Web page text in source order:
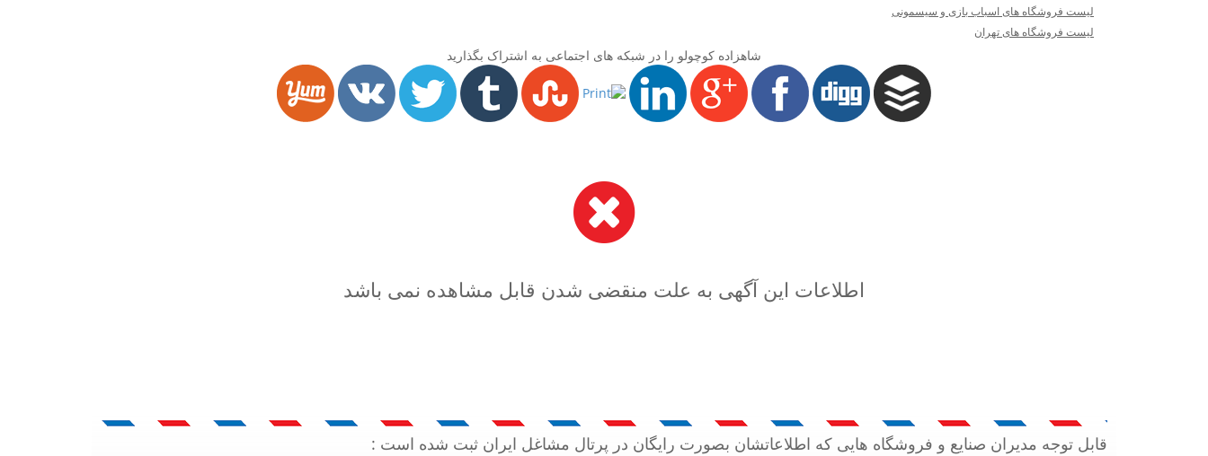
لیست فروشگاه های اسباب بازی و سیسمونی
لیست فروشگاه های تهران
شاهزاده کوچولو را در شبکه های اجتماعی به اشتراک بگذارید
اطلاعات این آگهی به علت منقضی شدن قابل مشاهده نمی باشد
قابل توجه مدیران صنایع و فروشگاه هایی که اطلاعاتشان بصورت رایگان در پرتال مشاغل ایران ثبت شده است :